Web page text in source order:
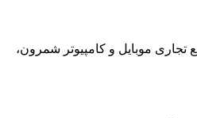
تجاری موبایل و کامپیوتر شمرون،